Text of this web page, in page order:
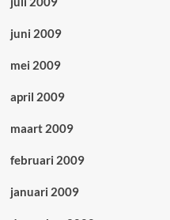
juni 2009
mei 2009
april 2009
maart 2009
februari 2009
januari 2009